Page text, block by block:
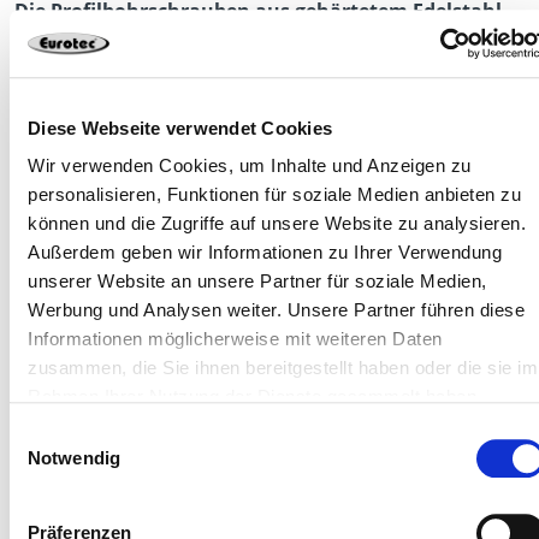
Diese Webseite verwendet Cookies
Wir verwenden Cookies, um Inhalte und Anzeigen zu
personalisieren, Funktionen für soziale Medien anbieten zu
können und die Zugriffe auf unsere Website zu analysieren.
Außerdem geben wir Informationen zu Ihrer Verwendung
unserer Website an unsere Partner für soziale Medien,
Werbung und Analysen weiter. Unsere Partner führen diese
Informationen möglicherweise mit weiteren Daten
zusammen, die Sie ihnen bereitgestellt haben oder die sie im
Notwendig
Präferenzen
Die Profilbohrschrauben aus gehärtetem Edelstahl
oder in Edelstahl A4 eignen sich für folgende
Aluminiumprofile aus dem Sortiment:
Alu-Systemprofil EVO
Alu-Systemprofil EVO Light
Alu-Tragprofil HKP
Alu-Funktionsleiste